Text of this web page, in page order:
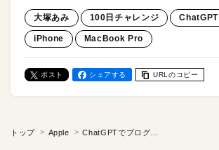
大塚あみ 100日チャレンジ ChatGPT
iPhone MacBook Pro
ポスト シェアする URLのコピー
トップ Apple